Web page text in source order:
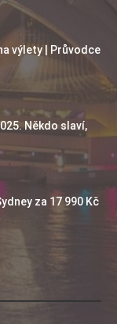
výlety | Průvodce
Někdo slaví,
za 17 990 Kč